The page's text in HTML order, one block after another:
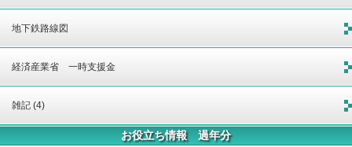
地下鉄路線図
経済産業省 一時支援金
雑記 (4)
お役立ち情報 過年分